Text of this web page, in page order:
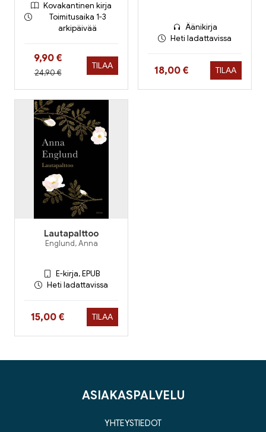
Kovakantinen kirja
Toimitusaika 1-3
arkipäivää
Hinta nyt
9,90 €
Hinta aiemmin
24,90 €
TILAA
Äänikirja
Heti ladattavissa
Hinta nyt
18,00 € TILAA
Lautapalttoo
Englund, Anna
E-kirja, EPUB
Heti ladattavissa
Hinta nyt
15,00 € TILAA
ASIAKASPALVELU
YHTEYSTIEDOT